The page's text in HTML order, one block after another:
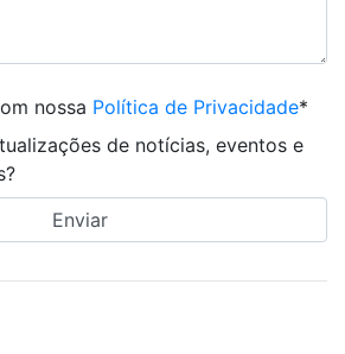
nossa Política de Privacidade*
de notícias, eventos e